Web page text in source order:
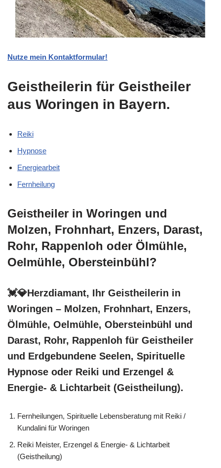
Nutze mein Kontaktformular!
Geistheilerin für Geistheiler
aus Woringen in Bayern.
Reiki
Hypnose
Energiearbeit
Fernheilung
Geistheiler in Woringen und
Molzen, Frohnhart, Enzers, Darast,
Rohr, Rappenloh oder Ölmühle,
Oelmühle, Obersteinbühl?
💓️💎Herzdiamant, Ihr Geistheilerin in
Woringen – Molzen, Frohnhart, Enzers,
Ölmühle, Oelmühle, Obersteinbühl und
Darast, Rohr, Rappenloh für Geistheiler
und Erdgebundene Seelen, Spirituelle
Hypnose oder Reiki und Erzengel &
Energie- & Lichtarbeit (Geistheilung).
Fernheilungen, Spirituelle Lebensberatung mit Reiki /
Kundalini für Woringen
Reiki Meister, Erzengel & Energie- & Lichtarbeit
(Geistheilung)